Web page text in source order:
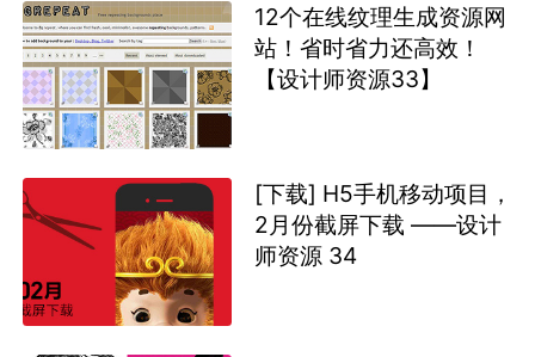
12个在线纹理生成资源网
站！省时省力还高效！
【设计师资源33】
[下载] H5手机移动项目，
2月份截屏下载 ——设计
师资源 34